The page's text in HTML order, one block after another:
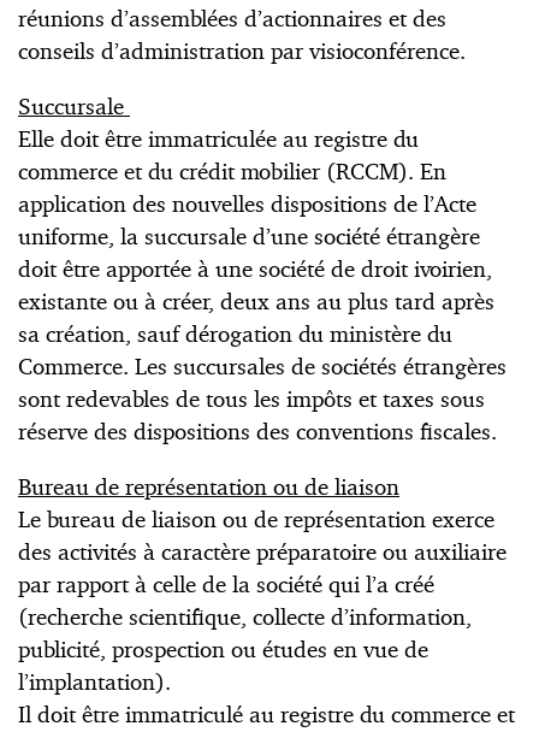
réunions d’assemblées d’actionnaires et des
conseils d’administration par visioconférence.
Succursale
Elle doit être immatriculée au registre du
commerce et du crédit mobilier (RCCM). En
application des nouvelles dispositions de l’Acte
uniforme, la succursale d’une société étrangère
doit être apportée à une société de droit ivoirien,
existante ou à créer, deux ans au plus tard après
sa création, sauf dérogation du ministère du
Commerce. Les succursales de sociétés étrangères
sont redevables de tous les impôts et taxes sous
réserve des dispositions des conventions fiscales.
Bureau de représentation ou de liaison
Le bureau de liaison ou de représentation exerce
des activités à caractère préparatoire ou auxiliaire
par rapport à celle de la société qui l’a créé
(recherche scientifique, collecte d’information,
publicité, prospection ou études en vue de
l’implantation).
Il doit être immatriculé au registre du commerce et